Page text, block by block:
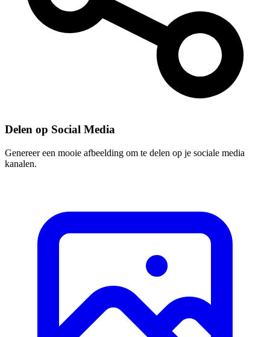
Delen op Social Media
Genereer een mooie afbeelding om te delen op je sociale media
kanalen.